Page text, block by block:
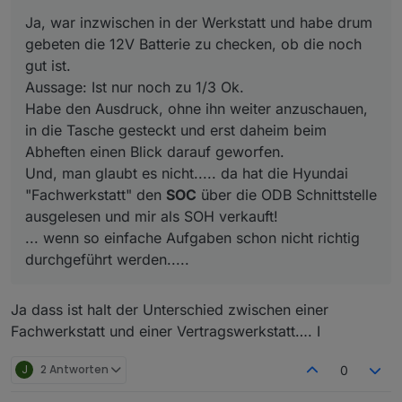
durchgeführt werden.....
Ja, war inzwischen in der Werkstatt und habe drum
gebeten die 12V Batterie zu checken, ob die noch
gut ist.
Aussage: Ist nur noch zu 1/3 Ok.
Habe den Ausdruck, ohne ihn weiter anzuschauen,
in die Tasche gesteckt und erst daheim beim
Abheften einen Blick darauf geworfen.
Und, man glaubt es nicht..... da hat die Hyundai
"Fachwerkstatt" den SOC über die ODB Schnittstelle
ausgelesen und mir als SOH verkauft!
... wenn so einfache Aufgaben schon nicht richtig
durchgeführt werden.....
Ja dass ist halt der Unterschied zwischen einer
Fachwerkstatt und einer Vertragswerkstatt…. I
J 2 Antworten 0